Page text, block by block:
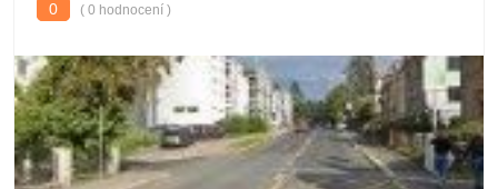
0 ( 0 hodnocení )